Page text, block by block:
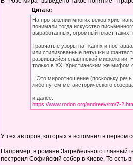
Цитата:
На протяжении многих веков
понимали тогда искусство
выработанных, огромный пласт таких,
Травчатые узоры на тканях и
или стилизованные петушки и
развившейся славянской мифологии.
только в XX. Христианским же мифом
...Это мироотношение (поскольку
либо путём метаисторического
и далее..
https://www.rodon.org/andreev/rm/7-
У тех авторов, которых я вспомнил в первом
Например, в романе Загребельного главный
построил Софийский собор в Киеве. То есть